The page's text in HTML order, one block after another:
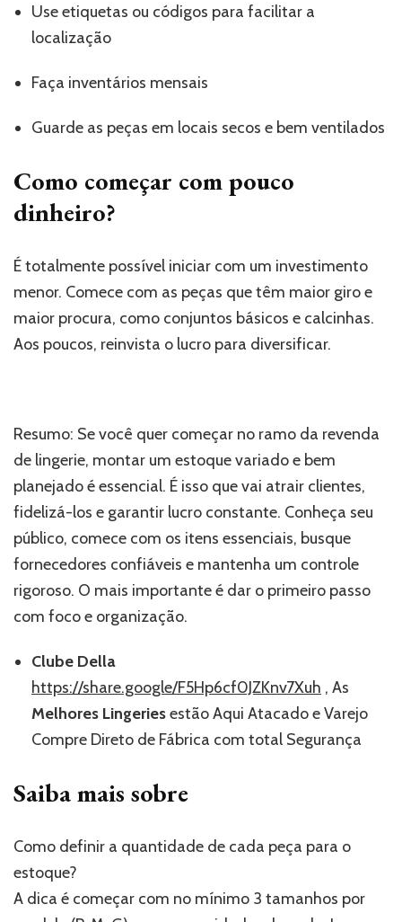
Use etiquetas ou códigos para facilitar a
localização
Faça inventários mensais
Guarde as peças em locais secos e bem ventilados
Como começar com pouco
dinheiro?
É totalmente possível iniciar com um investimento
menor. Comece com as peças que têm maior giro e
maior procura, como conjuntos básicos e calcinhas.
Aos poucos, reinvista o lucro para diversificar.
Resumo: Se você quer começar no ramo da revenda
de lingerie, montar um estoque variado e bem
planejado é essencial. É isso que vai atrair clientes,
fidelizá-los e garantir lucro constante. Conheça seu
público, comece com os itens essenciais, busque
fornecedores confiáveis e mantenha um controle
rigoroso. O mais importante é dar o primeiro passo
com foco e organização.
Clube Della
https://share.google/F5Hp6cf0JZKnv7Xuh , As
Melhores Lingeriesestão Aqui Atacado e Varejo
Compre Direto de Fábrica com total Segurança
Saiba mais sobre
Como definir a quantidade de cada peça para o
estoque?
A dica é começar com no mínimo 3 tamanhos por